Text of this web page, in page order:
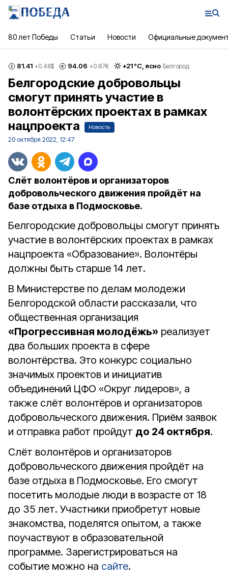
80 лет Победы Статьи Новости Официальные
81.41 +0.48$ 94.06 +0.87€ +21°С, ясно Белгород
Белгородские добровольцы
смогут принять участие в
волонтёрских проектах в рамках
нацпроекта
Новость
20 октября 2022, 12:47
Слёт волонтёров и организаторов
добровольческого движения пройдёт на
базе отдыха в Подмосковье.
Белгородские добровольцы смогут принять
участие в волонтёрских проектах в рамках
нацпроекта «Образование». Волонтёры
должны быть старше 14 лет.
В Министерстве по делам молодежи
Белгородской области рассказали, что
общественная организация
«Прогрессивная молодёжь» реализует
два больших проекта в сфере
волонтёрства. Это конкурс социально
значимых проектов и инициатив
объединений ЦФО «Округ лидеров», а
также слёт волонтёров и организаторов
добровольческого движения. Приём заявок
и отправка работ пройдут до 24 октября.
Слёт волонтёров и организаторов
добровольческого движения пройдёт на
базе отдыха в Подмосковье. Его смогут
посетить молодые люди в возрасте от 18
до 35 лет. Участники приобретут новые
знакомства, поделятся опытом, а также
поучаствуют в образовательной
программе. Зарегистрироваться на
событие можно на сайте.